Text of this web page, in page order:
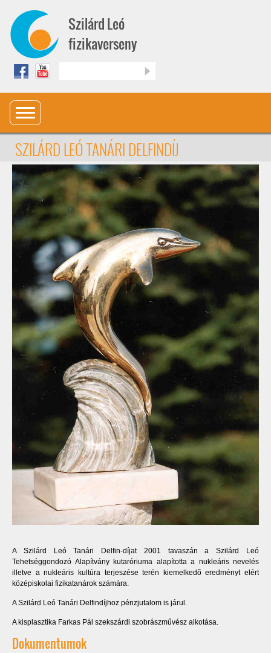
Szilárd Leó
fizikaverseny
SZILÁRD LEÓ TANÁRI DELFINDÍJ
A Szilárd Leó Tanári Delfin-díjat 2001 tavaszán a Szilárd Leó
Tehetséggondozó Alapítvány kutaróriuma alapította a nukleáris nevelés
illetve a nukleáris kultúra terjeszése terén kiemelkedõ eredményt elért
középiskolai fizikatanárok számára.
A Szilárd Leó Tanári Delfindíjhoz pénzjutalom is járul.
A kisplasztika Farkas Pál szekszárdi szobrászművész alkotása.
Dokumentumok